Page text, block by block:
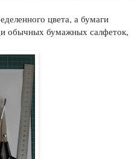
цвета, а бумаги
обычных бумажных салфеток,